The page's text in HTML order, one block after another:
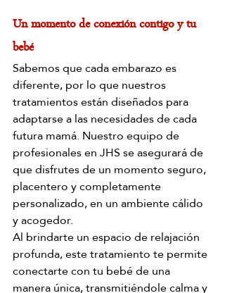
Un momento de conexión contigo y tu
bebé
Sabemos que cada embarazo es
diferente, por lo que nuestros
tratamientos están diseñados para
adaptarse a las necesidades de cada
futura mamá. Nuestro equipo de
profesionales en JHS se asegurará de
que disfrutes de un momento seguro,
placentero y completamente
personalizado, en un ambiente cálido
y acogedor.
Al brindarte un espacio de relajación
profunda, este tratamiento te permite
conectarte con tu bebé de una
manera única, transmitiéndole calma y